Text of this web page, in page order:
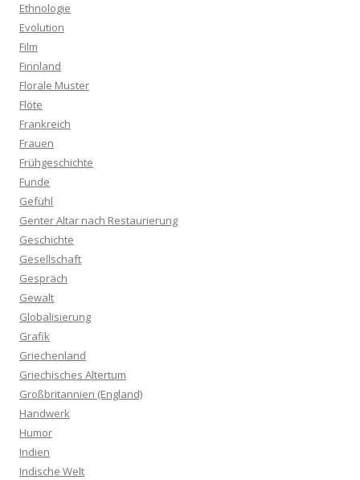
Ethnologie
Evolution
Film
Finnland
Florale Muster
Flöte
Frankreich
Frauen
Frühgeschichte
Funde
Gefühl
Genter Altar nach Restaurierung
Geschichte
Gesellschaft
Gespräch
Gewalt
Globalisierung
Grafik
Griechenland
Griechisches Altertum
Großbritannien (England)
Handwerk
Humor
Indien
Indische Welt